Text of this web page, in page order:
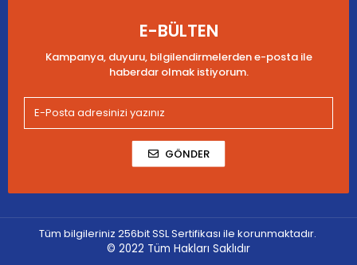
E-BÜLTEN
Kampanya, duyuru, bilgilendirmelerden e-posta ile
haberdar olmak istiyorum.
GÖNDER
Tüm bilgileriniz 256bit SSL Sertifikası ile korunmaktadır.
© 2022 Tüm Hakları Saklıdır